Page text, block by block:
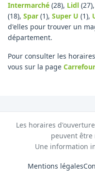
Intermarché (28), Lidl (27),
(18), Spar (1), Super U (1),
d'elles pour trouver un
département.
Pour consulter les
vous sur la page Carrefour
Les horaires
peuvent être
Une information
Mentions légales